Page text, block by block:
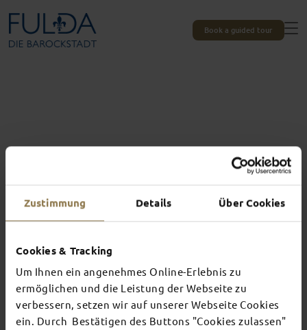
Zustimmung Details Über Cookies
Cookies & Tracking
Um Ihnen ein angenehmes Online-Erlebnis zu
ermöglichen und die Leistung der Webseite zu
verbessern, setzen wir auf unserer Webseite Cookies
ein. Durch Bestätigen des Buttons "Cookies zulassen"
Book a guided tour
Experiences unique to Fulda
TOP EVENTS